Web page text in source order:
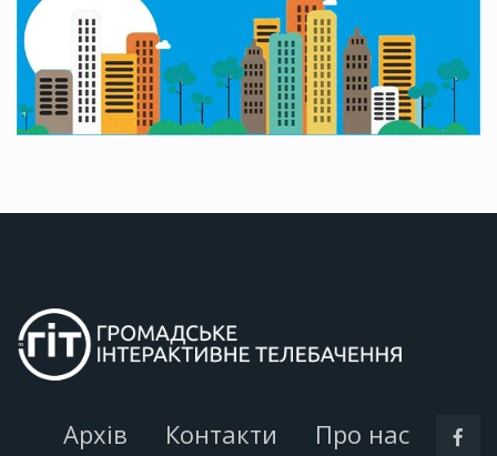
Архів Контакти Про нас